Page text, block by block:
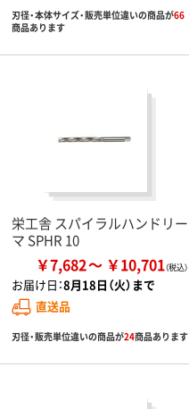
刃径・本体サイズ・販売単位違いの商品が66
商品あります
栄工舎 スパイラルハンドリー
マ SPHR 10
￥7,682 ￥10,701
お届け日：8月18日（火）まで
直送品
刃径・販売単位違いの商品が24商品あります